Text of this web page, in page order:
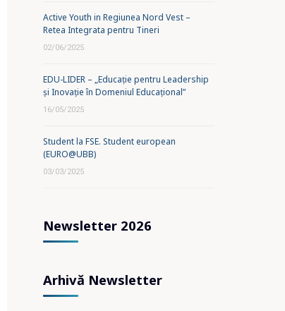
Active Youth in Regiunea Nord Vest –
Retea Integrata pentru Tineri
02/06/2025
EDU-LIDER – „Educație pentru Leadership
și Inovație în Domeniul Educațional”
16/05/2025
Student la FSE. Student european
(EURO@UBB)
03/03/2025
Newsletter 2026
Arhivă Newsletter